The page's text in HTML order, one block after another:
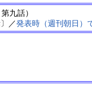
九話）
／発表時（週刊朝日）